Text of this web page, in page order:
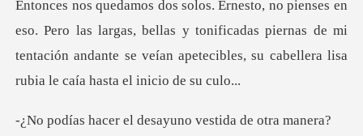
argas, bellas y tonificadas piernas de mi
tentación andante se veían ap
el desayuno vest